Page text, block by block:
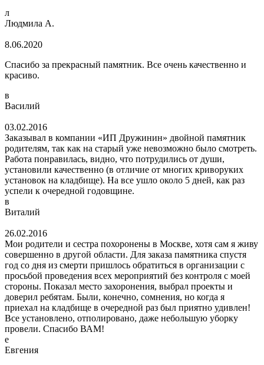
л
Людмила А.
8.06.2020
Спасибо за прекрасный памятник. Все очень качественно и
красиво.
в
Василий
03.02.2016
Заказывал в компании «ИП Дружинин» двойной памятник
родителям, так как на старый уже невозможно было смотреть.
Работа понравилась, видно, что потрудились от души,
установили качественно (в отличие от многих криворуких
установок на кладбище). На все ушло около 5 дней, как раз
успели к очередной годовщине.
в
Виталий
26.02.2016
Мои родители и сестра похоронены в Москве, хотя сам я живу
совершенно в другой области. Для заказа памятника спустя
год со дня из смерти пришлось обратиться в организации с
просьбой проведения всех мероприятий без контроля с моей
стороны. Показал место захоронения, выбрал проекты и
доверил ребятам. Были, конечно, сомнения, но когда я
приехал на кладбище в очередной раз был приятно удивлен!
Все установлено, отполировано, даже небольшую уборку
провели. Спасибо ВАМ!
е
Евгения